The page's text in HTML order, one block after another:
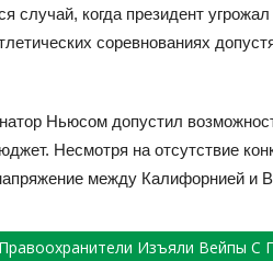
случай, когда президент угрожал
соревнованиях
Ньюсом допустил
Несмотря на отсутствие
между Калифорнией и
Правоохранители Изъяли Вейпы С Превышением Допустимого